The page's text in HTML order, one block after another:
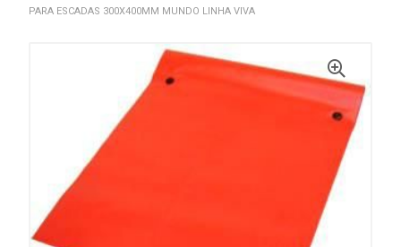
PARA ESCADAS 300X400MM MUNDO LINHA VIVA